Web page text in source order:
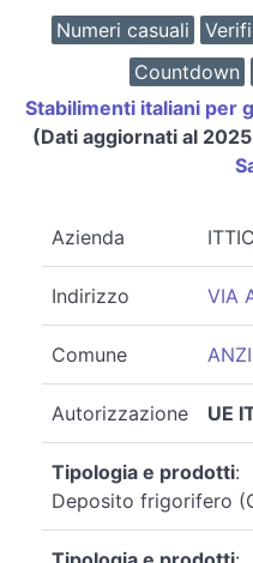
Numeri casuali
Countdown
Stabilimenti italiani per
(Dati aggiornati al
Azienda
Indirizzo VIA
Comune
Autorizzazione UE
Tipologia e prodotti:
Deposito frigorifero